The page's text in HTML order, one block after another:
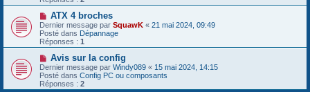
s
a
g
e
e
u
m
e
s
a
g
e
N
o
u
v
e
u
m
e
s
ATX 4 broches
Dernier message par SquawK « 21 mai 2024, 09:49
Posté dans Dépannage
Réponses : 1
N
o
u
v
e
Avis sur la config
Dernier message par Windy089 « 15 mai 2024, 14:15
Posté dans Config PC ou composants
Réponses : 2